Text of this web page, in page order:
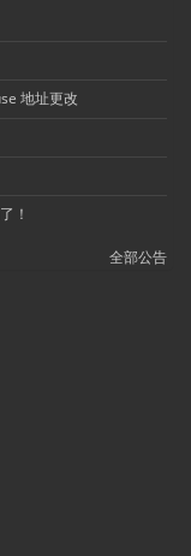
地址更改
！
全部公告